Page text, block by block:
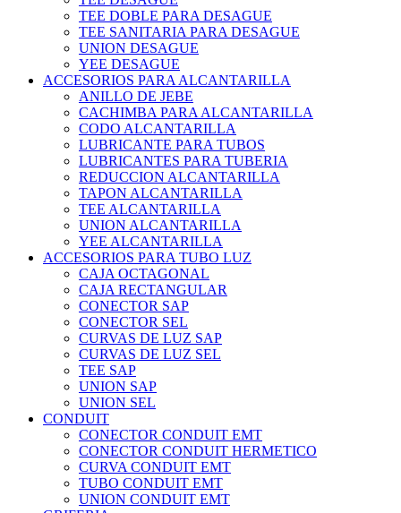
TEE DOBLE PARA DESAGUE
TEE SANITARIA PARA DESAGUE
UNION DESAGUE
YEE DESAGUE
ACCESORIOS PARA ALCANTARILLA
ANILLO DE JEBE
CACHIMBA PARA ALCANTARILLA
CODO ALCANTARILLA
LUBRICANTE PARA TUBOS
LUBRICANTES PARA TUBERIA
REDUCCION ALCANTARILLA
TAPON ALCANTARILLA
TEE ALCANTARILLA
UNION ALCANTARILLA
YEE ALCANTARILLA
ACCESORIOS PARA TUBO LUZ
CAJA OCTAGONAL
CAJA RECTANGULAR
CONECTOR SAP
CONECTOR SEL
CURVAS DE LUZ SAP
CURVAS DE LUZ SEL
TEE SAP
UNION SAP
UNION SEL
CONDUIT
CONECTOR CONDUIT EMT
CONECTOR CONDUIT HERMETICO
CURVA CONDUIT EMT
TUBO CONDUIT EMT
UNION CONDUIT EMT